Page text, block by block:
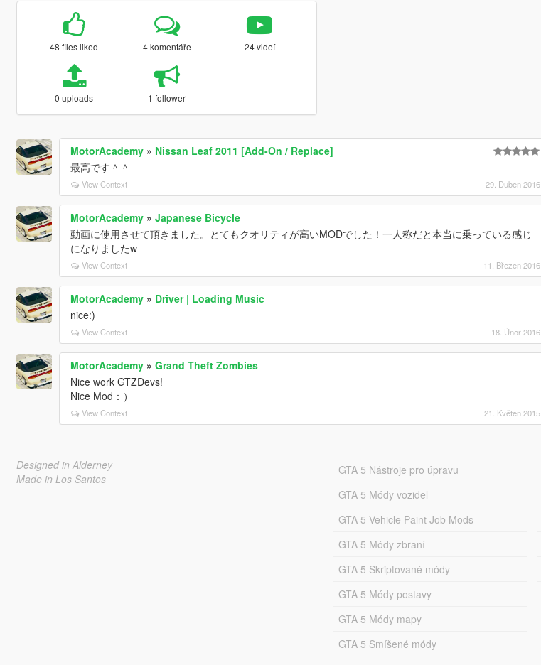
48 files liked 4 komentáře 24 videí
0 uploads 1 follower
MotorAcademy» Nissan Leaf 2011 [Add-On / Replace]
最高です＾＾
View Context 29. Duben 2016
MotorAcademy» Japanese Bicycle
動画に使用させて頂きました。とてもクオリティが高いMODでした！一人称だと本当に乗っている感じ
になりましたw
View Context 11. Březen 2016
MotorAcademy» Driver | Loading Music
nice:)
View Context 18. Únor 2016
MotorAcademy» Grand Theft Zombies
Nice work GTZDevs!
Nice Mod：）
View Context 21. Květen 2015
Designed in Alderney
Made in Los Santos
GTA 5 Nástroje pro úpravu
GTA 5 Módy vozidel
GTA 5 Vehicle Paint Job Mods
GTA 5 Módy zbraní
GTA 5 Skriptované módy
GTA 5 Módy postavy
GTA 5 Módy mapy
GTA 5 Smíšené módy